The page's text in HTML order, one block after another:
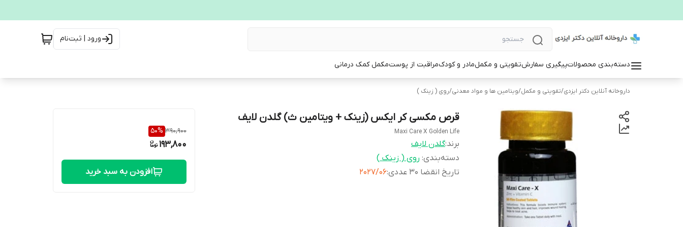
ورود | ثبت‌نام
دسته‌بندی محصولاتپیگیری سفارشتقویتی و مکملمادر و کودکمراقبت از پوستمکمل کمک درمانی
داروخانه آنلاین دکتر ایزدی/تقویتی و مکمل/ویتامین ها و مواد معدنی/روی ( زینک )
قرص مکسی کر ایکس (زینک + ویتامین ث) گلدن لایف
Maxi Care X Golden Life
برند:گلدن لایف
دسته‌بندی: روی ( زینک )
تاریخ انقضا 30 عددی
:
2027/06
390,900
50%
193,800
افزودن به سبد خرید